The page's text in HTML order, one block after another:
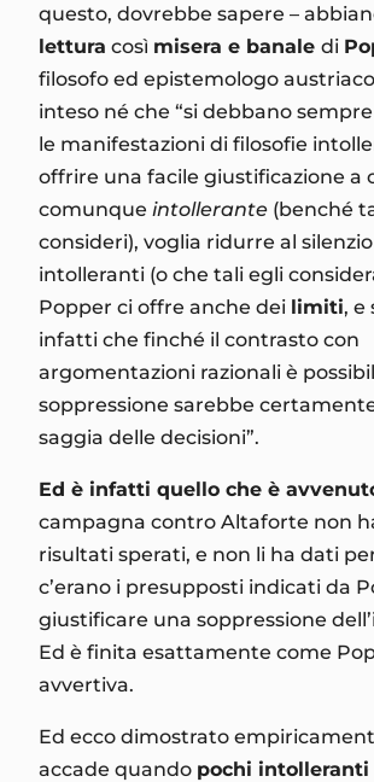
questo, dovrebbe sapere –
lettura così misera e banale di
filosofo ed epistemologo
inteso né che “si debbano
le manifestazioni di filosofie
offrire una facile giustificazione a
comunque intollerante (benché
consideri), voglia ridurre al
intolleranti (o che tali egli
Popper ci offre anche dei limiti, e
infatti che finché il contrasto con
argomentazioni razionali è
soppressione sarebbe
saggia delle decisioni”.
Ed è infatti quello che è
campagna contro Altaforte non
risultati sperati, e non li ha dati
c’erano i presupposti indicati da
giustificare una soppressione
Ed è finita esattamente come
avvertiva.
Ed ecco dimostrato
accade quando pochi intolleranti